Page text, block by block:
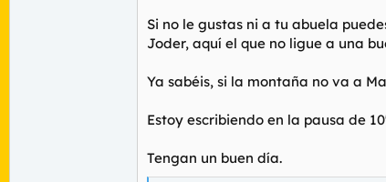
Si no le gustas ni a tu abuela
Joder, aquí el que no ligue a una
Ya sabéis, si la montaña no va a
Estoy escribiendo en la pausa de
Tengan un buen día.